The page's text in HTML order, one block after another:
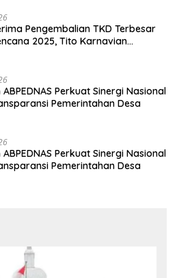
Pengembalian TKD Terbesar
2025, Tito Karnavian
ABPEDNAS Perkuat Sinergi Nasional
Pemerintahan Desa
ABPEDNAS Perkuat Sinergi Nasional
Pemerintahan Desa